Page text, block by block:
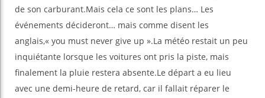
de son carburant.Mais cela ce sont les plans… Les
événements décideront… mais comme disent les
anglais,« you must never give up ».La météo restait un peu
inquiétante lorsque les voitures ont pris la piste, mais
finalement la pluie restera absente.Le départ a eu lieu
avec une demi-heure de retard, car il fallait réparer le